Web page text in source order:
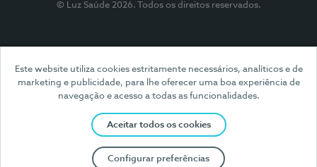
Este website utiliza cookies estritamente necessários, analíticos e de
marketing e publicidade, para lhe oferecer uma boa experiência de
navegação e acesso a todas as funcionalidades.
Aceitar todos os cookies
Configurar preferências
© Luz Saúde 2026. Todos os direitos reservados.